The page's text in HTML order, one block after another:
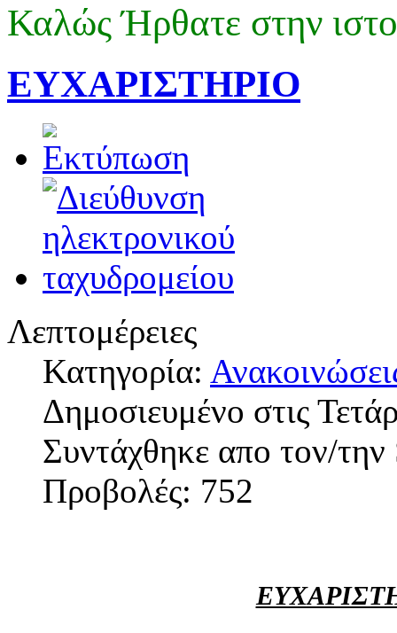
Καλώς Ήρθατε στην
ΕΥΧΑΡΙΣΤΗΡΙΟ
Λεπτομέρειες
Κατηγορία:
Δημοσιευμένο στις
Συντάχθηκε απο τον/
Προβολές: 752